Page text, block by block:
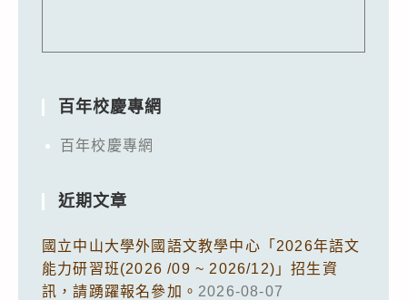
百年校慶專網
百年校慶專網
近期文章
國立中山大學外國語文教學中心「2026年語文
能力研習班(2026 /09 ~ 2026/12)」招生資
訊，請踴躍報名參加。 2026-08-07